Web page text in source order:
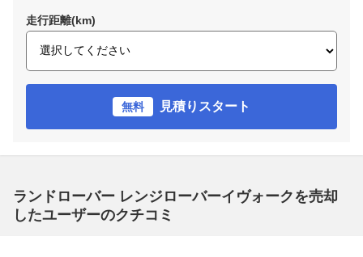
走行距離(km)
無料 見積りスタート
ランドローバー レンジローバーイヴォークを売却
したユーザーのクチコミ